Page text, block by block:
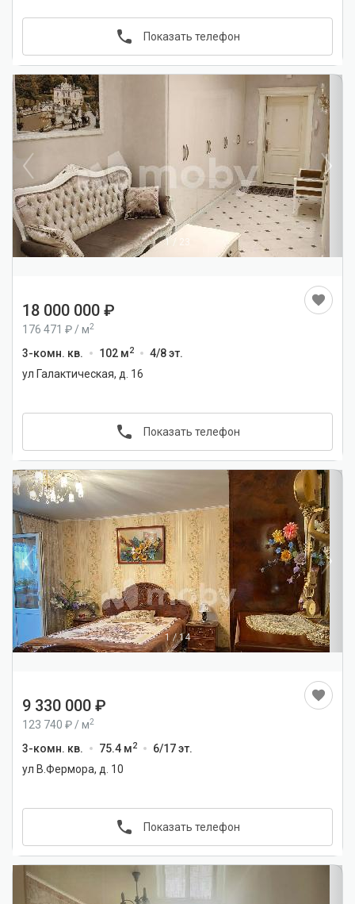
Показать телефон
1 / 23
18 000 000
176 471 / м2
3-комн. кв. 102 м2
4/8 эт.
ул Галактическая, д. 16
Показать телефон
1/14
9 330 000
123 740 / м2
3-комн. кв. 75.4 м2
6/17 эт.
ул В.Фермора, д. 10
Показать телефон